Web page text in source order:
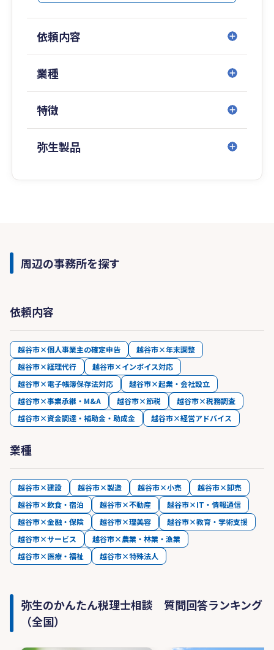
依頼内容
業種
特徴
弥生製品
周辺の事務所を探す
依頼内容
越谷市×個人事業主の確定申告
越谷市×年末調整
越谷市×経理代行
越谷市×インボイス対応
越谷市×電子帳簿保存法対応
越谷市×起業・会社設立
越谷市×事業承継・M&A
越谷市×節税
越谷市×税務調査
越谷市×資金調達・補助金・助成金
越谷市×経営アドバイス
業種
越谷市×建設 越谷市×製造 越谷市×小売
越谷市×卸売
越谷市×飲食・宿泊
越谷市×不動産
越谷市×IT・情報通信
越谷市×金融・保険
越谷市×理美容
越谷市×教育・学術支援
越谷市×サービス
越谷市×農業・林業・漁業
越谷市×医療・福祉
越谷市×特殊法人
弥生のかんたん税理士相談 質問回答ランキング
（全国）